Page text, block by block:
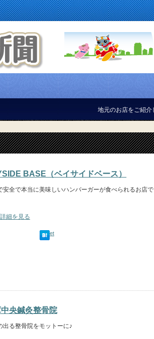
地元のお店をご紹介しています！
BASE（ベイサイドベース）
安全で本当に美味しいハンバーガーが食べられるお店で
詳細を見る
Tweet
央鍼灸整骨院
出る整骨院をモットーに♪